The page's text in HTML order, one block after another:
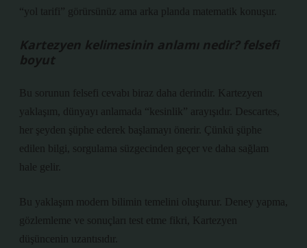
“yol tarifi” görürsünüz ama arka planda matematik konuşur.
Kartezyen kelimesinin anlamı nedir? felsefi
boyut
Bu sorunun felsefi cevabı biraz daha derindir. Kartezyen
yaklaşım, dünyayı anlamada “kesinlik” arayışıdır. Descartes,
her şeyden şüphe ederek başlamayı önerir. Çünkü şüphe
edilen bilgi, sorgulama süzgecinden geçer ve daha sağlam
hale gelir.
Bu yaklaşım modern bilimin temelini oluşturur. Deney yapma,
gözlemleme ve sonuçları test etme fikri, Kartezyen
düşüncenin uzantısıdır.